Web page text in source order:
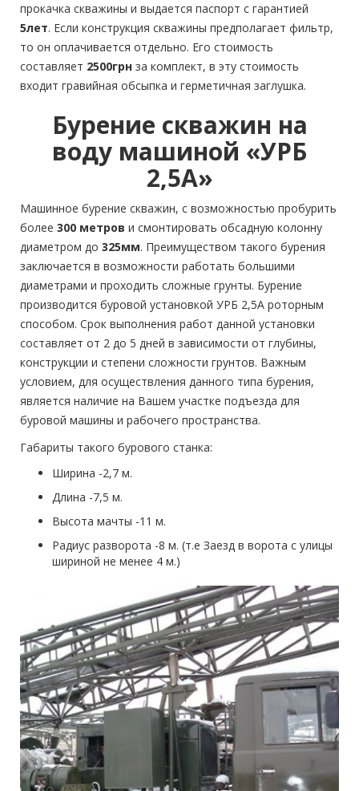
прокачка скважины и выдается паспорт с гарантией
5лет. Если конструкция скважины предполагает фильтр,
то он оплачивается отдельно. Его стоимость
составляет 2500грн за комплект, в эту стоимость
входит гравийная обсыпка и герметичная заглушка.
Бурение скважин на
воду машиной «УРБ
2,5А»
Машинное бурение скважин, с возможностью пробурить
более 300 метров и смонтировать обсадную колонну
диаметром до 325мм. Преимуществом такого бурения
заключается в возможности работать большими
диаметрами и проходить сложные грунты. Бурение
производится буровой установкой УРБ 2,5А роторным
способом. Срок выполнения работ данной установки
составляет от 2 до 5 дней в зависимости от глубины,
конструкции и степени сложности грунтов. Важным
условием, для осуществления данного типа бурения,
является наличие на Вашем участке подъезда для
буровой машины и рабочего пространства.
Габариты такого бурового станка:
Ширина -2,7 м.
Длина -7,5 м.
Высота мачты -11 м.
Радиус разворота -8 м. (т.е Заезд в ворота с улицы
шириной не менее 4 м.)